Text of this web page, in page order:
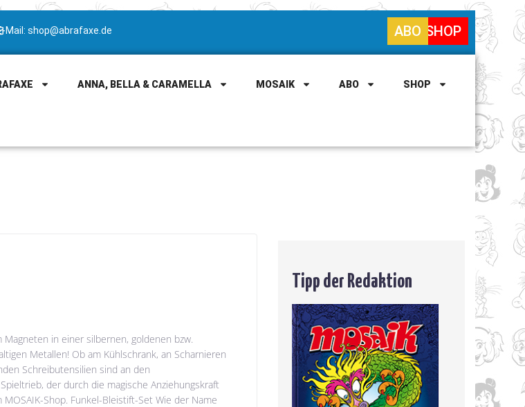
Mail: shop@abrafaxe.de SHOP
ABO
ANNA, BELLA & CARAMELLA MOSAIK ABO SHOP
in einer silbernen, goldenen bzw.
Metallen! Ob am Kühlschrank, an Scharnieren
Schreibutensilien sind an den
der durch die magische Anziehungskraft
Shop. Funkel-Bleistift-Set Wie der Name
Tipp der Redaktion